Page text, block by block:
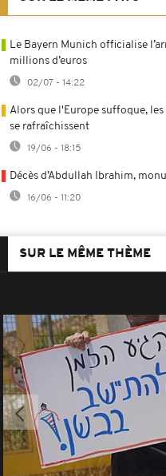
Le Bayern Munich officialise
millions d’euros
02/07 - 14:22
Alors que l'Europe suffoque,
se rafraîchissent
19/06 - 18:15
Décès d’Abdullah Ibrahim,
16/06 - 11:20
SUR LE MÊME THÈME